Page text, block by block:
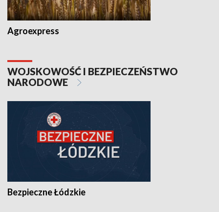
Agroexpress
WOJSKOWOŚĆ I BEZPIECZEŃSTWO
NARODOWE
Bezpieczne Łódzkie